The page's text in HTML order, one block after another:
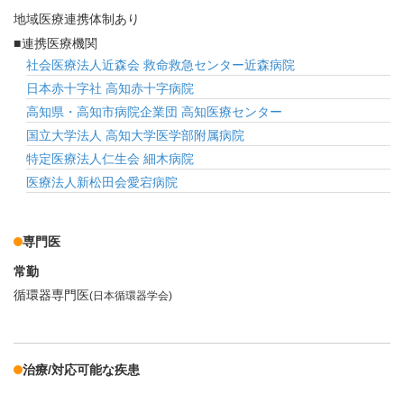
地域医療連携体制あり
連携医療機関
社会医療法人近森会 救命救急センター近森病院
日本赤十字社 高知赤十字病院
高知県・高知市病院企業団 高知医療センター
国立大学法人 高知大学医学部附属病院
特定医療法人仁生会 細木病院
医療法人新松田会愛宕病院
専門医
常勤
循環器専門医(日本循環器学会)
治療/対応可能な疾患